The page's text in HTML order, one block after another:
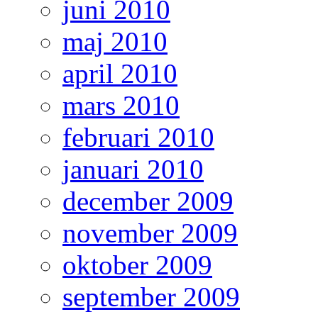
juni 2010
maj 2010
april 2010
mars 2010
februari 2010
januari 2010
december 2009
november 2009
oktober 2009
september 2009